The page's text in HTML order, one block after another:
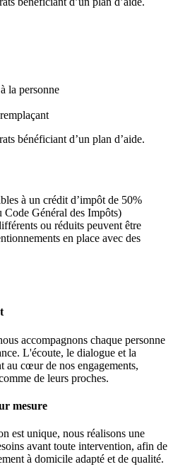
la personne
bénéficiant d’un plan d’aide.
à un crédit d’impôt de 50%
Code Général des Impôts)
ou réduits peuvent être
en place avec des
accompagnons chaque personne
L'écoute, le dialogue et la
au cœur de nos engagements,
de leurs proches.
mesure
est unique, nous réalisons une
avant toute intervention, afin de
à domicile adapté et de qualité.